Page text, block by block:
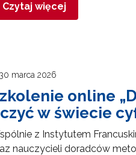
Czytaj więcej
marca 2026
online
w świecie
z Instytutem
nauczycieli doradców